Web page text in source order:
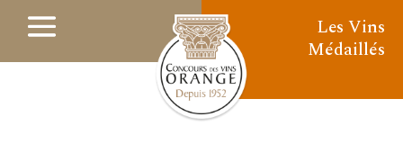
Les Vins
Médaillés